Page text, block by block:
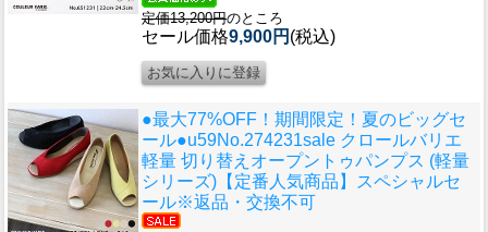
定価13,200円のところ
セール価格9,900円 (税込)
●最大77%OFF！期間限定！夏のビッグセ
ール●u59No.274231sale クロールバリエ
軽量 切り替えオープントゥパンプス (軽量
シリーズ)【定番人気商品】スペシャルセ
ール※返品・交換不可